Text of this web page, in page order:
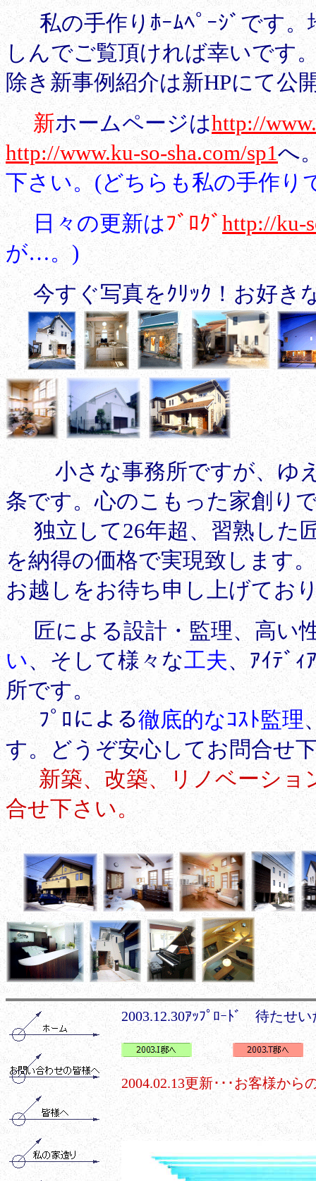
私の手作りﾎｰﾑﾍﾟｰｼﾞです
しんでご覧頂ければ幸いです
除き新事例紹介は新HPにて公
新ホームページはhttp://
http://www.ku-so-sha.com/sp1へ
下さい。(どちらも私の手作り
日々の更新はﾌﾞﾛｸﾞ http://ku-
が…。)
今すぐ写真をｸﾘｯｸ！お好き
小さな事務所ですが、ゆ
条です。心のこもった家創り
独立して26年超、習熟した
を納得の価格で実現致します
お越しをお待ち申し上げてお
匠による設計・監理、 高い
い、そして様々な工夫、ｱｲﾃﾞ
所です。
ﾌﾟﾛによる徹底的なｺｽﾄ監理
す。どうぞ安心してお問合せ
新築、改築、リノベーショ
合せ下さい。
2003.12.30ｱｯﾌﾟﾛｰﾄﾞ 待たせい
2004.02.13更新･･･お客様か